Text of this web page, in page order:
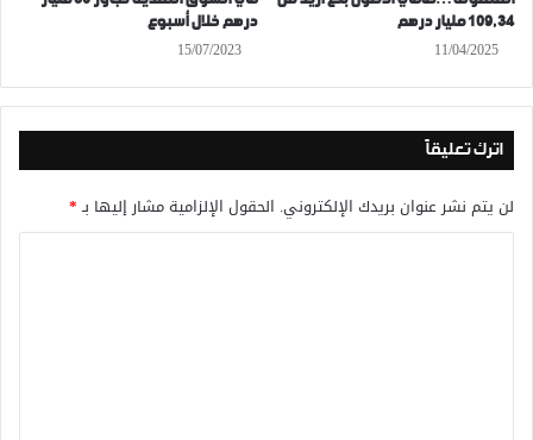
109,34 مليار درهم
11/04/2025
درهم خلال أسبوع
15/07/2023
اترك تعليقاً
لن يتم نشر عنوان بريدك الإلكتروني. الحقول الإلزامية مشار إليها بـ*